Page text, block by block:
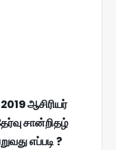
ஆசிரியர்
சான்றிதழ்
எப்படி ?